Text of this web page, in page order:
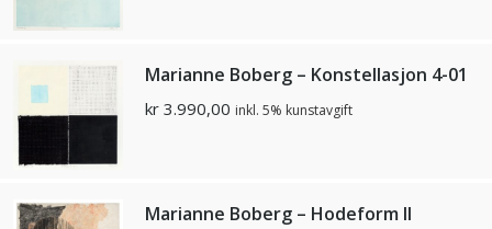
Marianne Boberg – Konstellasjon 4-01
kr 3.990,00 inkl. 5% kunstavgift
Marianne Boberg – Hodeform II